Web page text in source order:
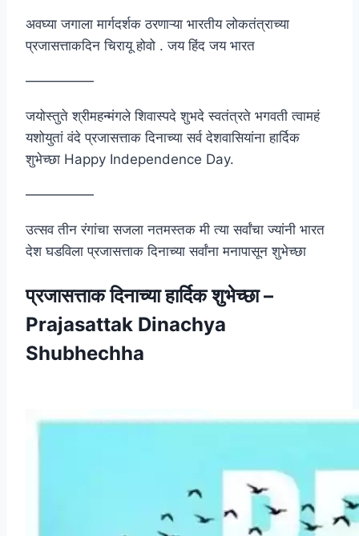
अवघ्या जगाला मार्गदर्शक ठरणाऱ्या भारतीय लोकतंत्राच्या
प्रजासत्ताकदिन चिरायू होवो . जय हिंद जय भारत
—————
जयोस्तुते श्रीमहन्मंगले शिवास्पदे शुभदे स्वतंत्रते भगवती त्वामहं
यशोयुतां वंदे प्रजासत्ताक दिनाच्या सर्व देशवासियांना हार्दिक
शुभेच्छा Happy Independence Day.
—————
उत्सव तीन रंगांचा सजला नतमस्तक मी त्या सर्वांचा ज्यांनी भारत
देश घडविला प्रजासत्ताक दिनाच्या सर्वांना मनापासून शुभेच्छा
प्रजासत्ताक दिनाच्या हार्दिक शुभेच्छा –
Prajasattak Dinachya
Shubhechha